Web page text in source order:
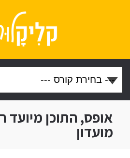
אופס, התוכן מיועד
מועדון